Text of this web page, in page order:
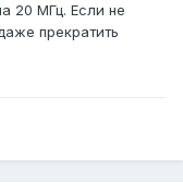
20 МГц. Если не
прекратить